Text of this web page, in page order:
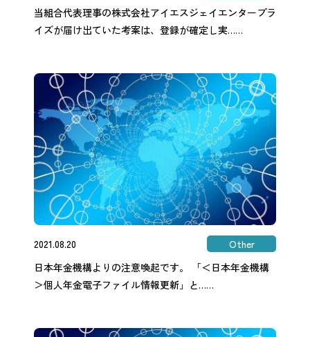
当組合代表理事の株式会社アイエスジェイエンタープラ
イズが届け出ていた考案は、登録が確定し実……
2021.08.20
Other
日本年金機構よりの注意喚起です。 「＜日本年金機構
＞個人年金電子ファイル情報更新」と……